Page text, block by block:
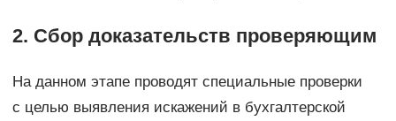
2. Сбор доказательств проверяющим
На данном этапе проводят специальные проверки
с целью выявления искажений в бухгалтерской